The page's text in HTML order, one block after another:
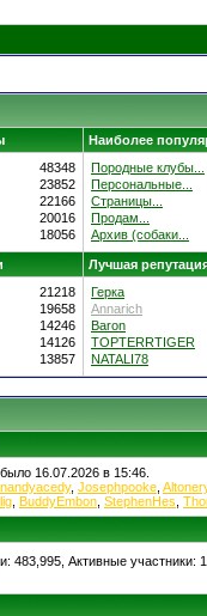
Наиболее
48348
23852
22166
20016
18056
Породные клубы...
Персональные...
Страницы...
Продам...
Архив (собаки...
Лучшая
21218
19658
14246
14126
13857
Герка
Annarich
Baron
TOPTERRTIGER
NATALI78
16.07.2026 в 15:46.
, Josephpooke
BuddyEmbon StephenHes
483,995, Активные участники: